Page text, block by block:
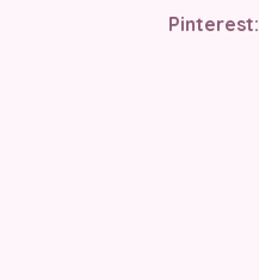
Pinterest: